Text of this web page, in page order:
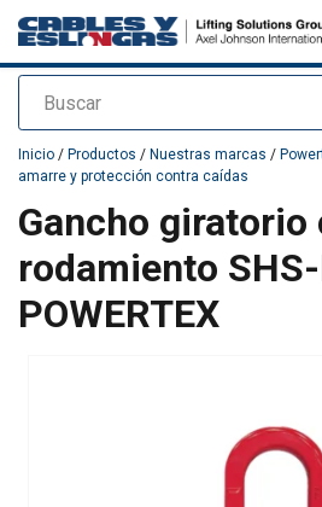
Buscar
Agregado a su presupuesto
Inicio / Productos / Nuestras marcas /
amarre y protección contra caídas
Gancho giratorio
rodamiento
POWERTEX